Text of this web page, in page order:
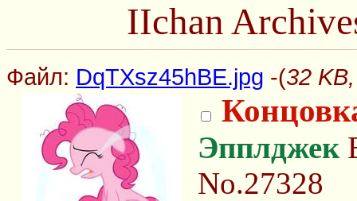
IIchan
Файл: DqTXsz45hBE.jpg -(32
Эпплджек
No.27328